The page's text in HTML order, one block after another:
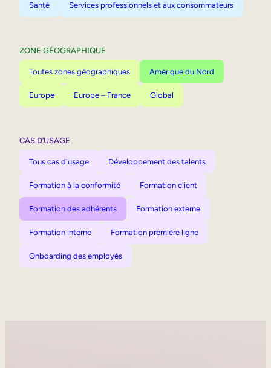
Santé Services professionnels et aux consommateurs
ZONE GÉOGRAPHIQUE
Toutes zones géographiques Amérique du Nord
Europe Europe – France Global
CAS D’USAGE
Tous cas d'usage Développement des talents
Formation à la conformité Formation client
Formation des adhérents Formation externe
Formation interne Formation première ligne
Onboarding des employés